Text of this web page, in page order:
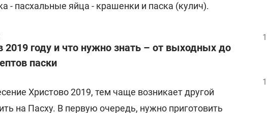
- пасхальные яйца - крашенки и паска (кулич).
2019 году и что нужно знать – от выходных до
паски
Христово 2019, тем чаще возникает другой
на Пасху. В первую очередь, нужно приготовить